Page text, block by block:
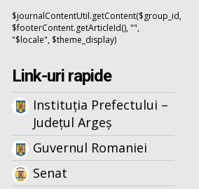
$journalContentUtil.getContent($group_id,
$footerContent.getArticleId(), "",
"$locale", $theme_display)
Link-uri rapide
Instituția Prefectului –
Județul Argeș
Guvernul Romaniei
Senat